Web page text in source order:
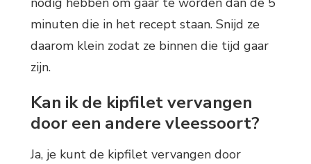
minuten die in het recept staan. Snijd ze
daarom klein zodat ze binnen die tijd gaar
zijn.
Kan ik de kipfilet vervangen
door een andere vleessoort?
Ja, je kunt de kipfilet vervangen door